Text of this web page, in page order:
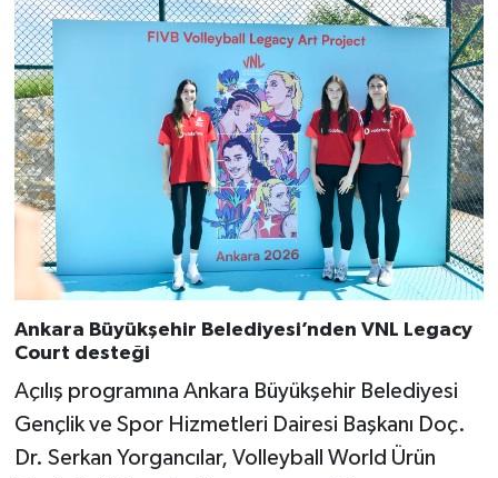
Ankara Büyükşehir Belediyesi’nden VNL Legacy
Court desteği
Açılış programına Ankara Büyükşehir Belediyesi
Gençlik ve Spor Hizmetleri Dairesi Başkanı Doç.
Dr. Serkan Yorgancılar, Volleyball World Ürün